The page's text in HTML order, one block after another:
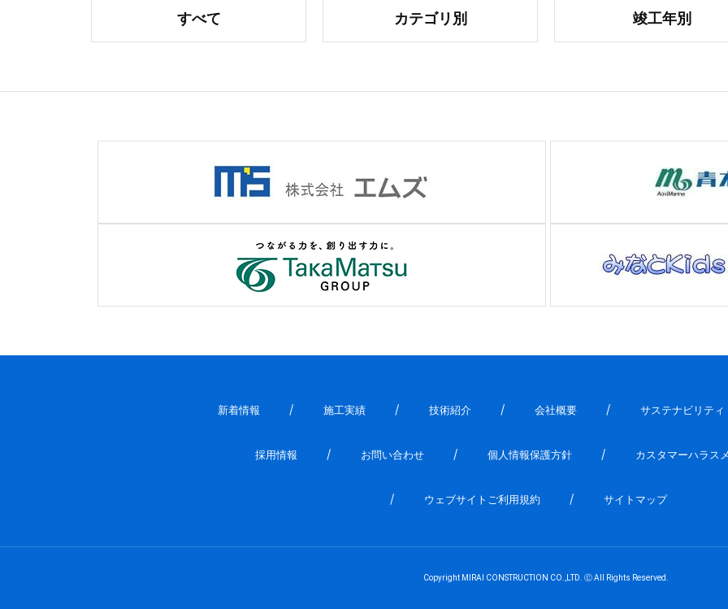
すべて カテゴリ別 竣工年別
新着情報 施工実績 技術紹介 会社概要 サステナビリティ
採用情報 お問い合わせ 個人情報保護方針 カスタマーハラス
ウェブサイトご利用規約 サイトマップ
Copyright MIRAI CONSTRUCTION CO.,LTD. Ⓒ All Rights Reserved.